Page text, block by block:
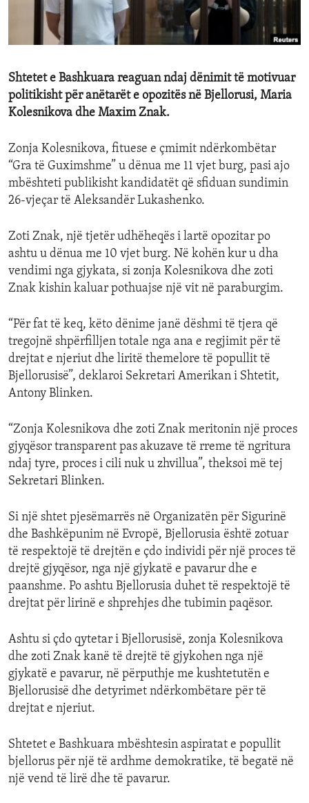
ENVIRONMENT AND HEALTH
IDEALS AND INSTITUTIONS
Shtetet e Bashkuara reaguan ndaj dënimit të motivuar
politikisht për anëtarët e opozitës në Bjellorusi, Maria
Kolesnikova dhe Maxim Znak.
Zonja Kolesnikova, fituese e çmimit ndërkombëtar
“Gra të Guximshme” u dënua me 11 vjet burg, pasi ajo
mbështeti publikisht kandidatët që sfiduan sundimin
26-vjeçar të Aleksandër Lukashenko.
Zoti Znak, një tjetër udhëheqës i lartë opozitar po
ashtu u dënua me 10 vjet burg. Në kohën kur u dha
vendimi nga gjykata, si zonja Kolesnikova dhe zoti
Znak kishin kaluar pothuajse një vit në paraburgim.
“Për fat të keq, këto dënime janë dëshmi të tjera që
tregojnë shpërfilljen totale nga ana e regjimit për të
drejtat e njeriut dhe liritë themelore të popullit të
Bjellorusisë”, deklaroi Sekretari Amerikan i Shtetit,
Antony Blinken.
“Zonja Kolesnikova dhe zoti Znak meritonin një proces
gjyqësor transparent pas akuzave të rreme të ngritura
ndaj tyre, proces i cili nuk u zhvillua”, theksoi më tej
Sekretari Blinken.
Si një shtet pjesëmarrës në Organizatën për Sigurinë
dhe Bashkëpunim në Evropë, Bjellorusia është zotuar
të respektojë të drejtën e çdo individi për një proces të
drejtë gjyqësor, nga një gjykatë e pavarur dhe e
paanshme. Po ashtu Bjellorusia duhet të respektojë të
drejtat për lirinë e shprehjes dhe tubimin paqësor.
Ashtu si çdo qytetar i Bjellorusisë, zonja Kolesnikova
dhe zoti Znak kanë të drejtë të gjykohen nga një
gjykatë e pavarur, në përputhje me kushtetutën e
Bjellorusisë dhe detyrimet ndërkombëtare për të
drejtat e njeriut.
Shtetet e Bashkuara mbështesin aspiratat e popullit
bjellorus për një të ardhme demokratike, të begatë në
një vend të lirë dhe të pavarur.